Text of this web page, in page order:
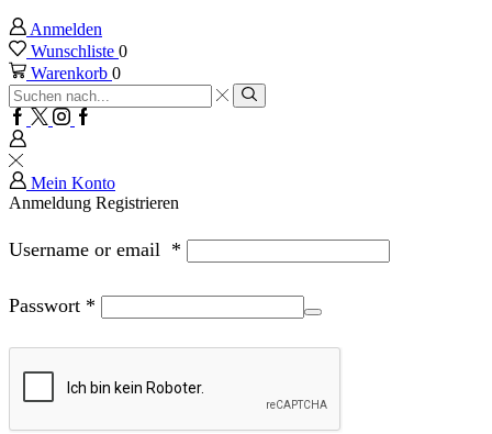
Anmelden
Wunschliste 0
Warenkorb 0
Sucheingabe
Suche
Facebook
TwitterInstagram
Google
Mein Konto
Anmeldung Registrieren
Username or email *
Passwort *